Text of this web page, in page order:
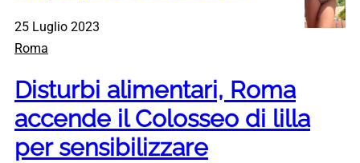
25 Luglio 2023
Roma
Disturbi alimentari, Roma
accende il Colosseo di lilla
per sensibilizzare